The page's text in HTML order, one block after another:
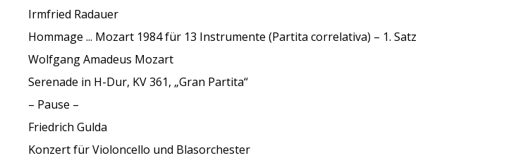
Irmfried Radauer
Hommage ... Mozart 1984 für 13 Instrumente (Partita correlativa) – 1. Satz
Wolfgang Amadeus Mozart
Serenade in H-Dur, KV 361, „Gran Partita“
– Pause –
Friedrich Gulda
Konzert für Violoncello und Blasorchester